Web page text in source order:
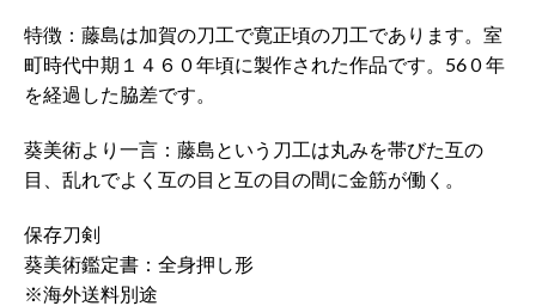
特徴：藤島は加賀の刀工で寛正頃の刀工であります。室
町時代中期１４６０年頃に製作された作品です。56０年
を経過した脇差です。
葵美術より一言：藤島という刀工は丸みを帯びた互の
目、乱れでよく互の目と互の目の間に金筋が働く。
保存刀剣
葵美術鑑定書：全身押し形
※海外送料別途